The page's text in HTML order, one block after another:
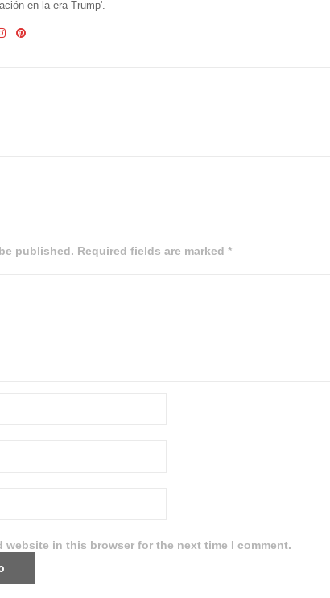
en la era Trump'.
published. Required fields are marked *
website in this browser for the next time I comment.